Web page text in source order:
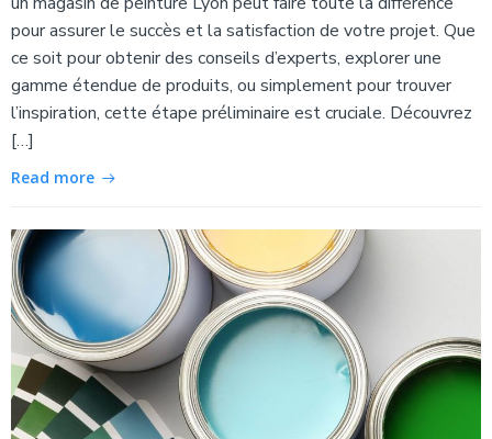
pour assurer le succès et la satisfaction de votre projet. Que
ce soit pour obtenir des conseils d’experts, explorer une
gamme étendue de produits, ou simplement pour trouver
l’inspiration, cette étape préliminaire est cruciale. Découvrez
[…]
Read more